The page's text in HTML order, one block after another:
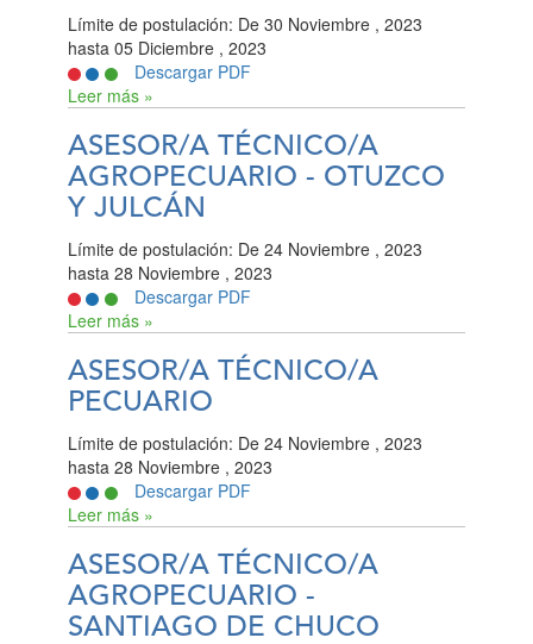
Límite de postulación: De 30 Noviembre , 2023
hasta 05 Diciembre , 2023
Descargar PDF
Leer más »
ASESOR/A TÉCNICO/A
AGROPECUARIO - OTUZCO
Y JULCÁN
Límite de postulación: De 24 Noviembre , 2023
hasta 28 Noviembre , 2023
Descargar PDF
Leer más »
ASESOR/A TÉCNICO/A
PECUARIO
Límite de postulación: De 24 Noviembre , 2023
hasta 28 Noviembre , 2023
Descargar PDF
Leer más »
ASESOR/A TÉCNICO/A
AGROPECUARIO -
SANTIAGO DE CHUCO